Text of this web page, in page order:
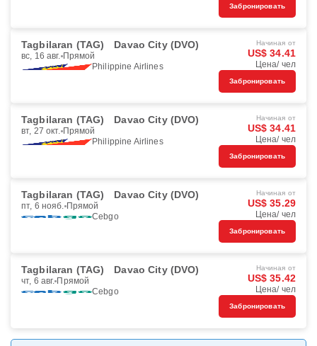
Забронировать
Tagbilaran (TAG) Davao City (DVO)
вс, 16 авг. Прямой
Philippine Airlines
Начиная от
US$ 34.41
Цена/ чел
Забронировать
Tagbilaran (TAG) Davao City (DVO)
вт, 27 окт. Прямой
Philippine Airlines
Начиная от
US$ 34.41
Цена/ чел
Забронировать
Tagbilaran (TAG) Davao City (DVO)
пт, 6 нояб. Прямой
Cebgo
Начиная от
US$ 35.29
Цена/ чел
Забронировать
Tagbilaran (TAG) Davao City (DVO)
чт, 6 авг. Прямой
Cebgo
Начиная от
US$ 35.42
Цена/ чел
Забронировать